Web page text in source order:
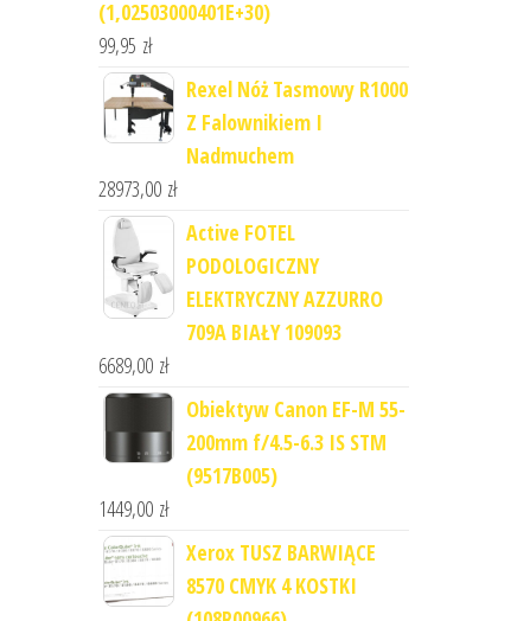
(1,02503000401E+30)
99,95 zł
Rexel Nóż Tasmowy R1000
Z Falownikiem I
Nadmuchem
28973,00 zł
Active FOTEL
PODOLOGICZNY
ELEKTRYCZNY AZZURRO
709A BIAŁY 109093
6689,00 zł
Obiektyw Canon EF-M 55-
200mm f/4.5-6.3 IS STM
(9517B005)
1449,00 zł
Xerox TUSZ BARWIĄCE
8570 CMYK 4 KOSTKI